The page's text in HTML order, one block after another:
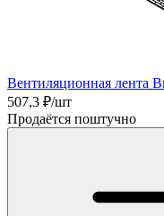
Вентиляционная лента
507,3 ₽/шт
Продаётся поштучно